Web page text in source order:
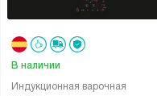
Индукционная варочная
В наличии